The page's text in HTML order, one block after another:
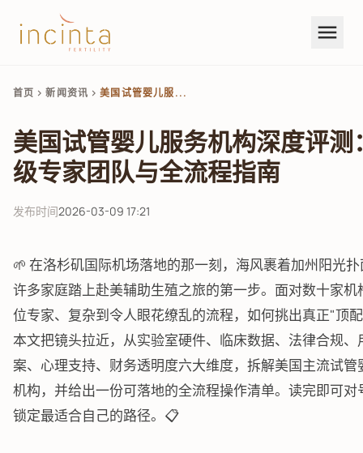
menu
首页 chevron_right新闻资讯 chevron_right美国试管婴儿服...
美国试管婴儿服务机构深度评测
级专家团队与全流程指南
发布时间2026-03-09 17:21
🌱 在洛杉矶国际机场落地的那一刻，海风裹着加州阳光
许多家庭踏上赴美辅助生殖之旅的第一步。面对数十家机
位专家、复杂到令人眼花缭乱的流程，如何挑出真正"顶
本文把镜头拉近，从实验室硬件、临床数据、法律合规、
案、心理支持、财务透明度六大维度，拆解美国主流试管
机构，并给出一份可落地的全流程操作清单。读完即可对
锁定最适合自己的路径。📋